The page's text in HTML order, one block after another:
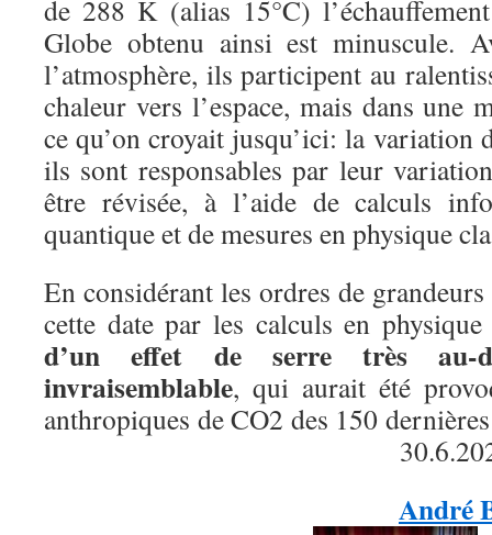
de 288 K (alias 15°C)
Globe obtenu ainsi est minuscule.
l’atmosphère, ils participent au
chaleur vers l’espace, mais dans une
ce qu’on croyait jusqu’ici: la variation
ils sont responsables par leur
être révisée, à l’aide de calculs
quantique et de mesures en physique
En considérant les ordres de
cette date par les calculs en
d’un effet de serre très au-
invraisemblable, qui aurait été
anthropiques de CO2 des 150
André